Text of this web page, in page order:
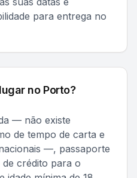
para entrega no
no Porto?
— não existe
de tempo de carta e
—, passaporte
crédito para o